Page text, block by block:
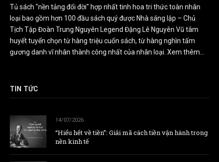
Tủ sách "nền tảng đổi đời" hợp nhất tinh hoa tri thức toàn nhân
loại bao gồm hơn 100 đầu sách quý được Nhà sáng lập – Chủ
Tịch Tập Đoàn Trung Nguyên Legend Đặng Lê Nguyên Vũ tâm
huyết tuyển chọn từ hàng triệu cuốn sách, từ hàng nghìn tấm
gương danh vĩ nhân thành công nhất của nhân loại. Xem thêm...
TIN TỨC
14/07/2026
“Hiểu hết về tiền”: Giải mã cách tiền vận hành trong
nền kinh tế